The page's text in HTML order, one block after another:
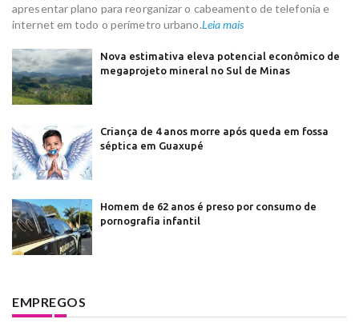
apresentar plano para reorganizar o cabeamento de telefonia e
internet em todo o perímetro urbano.Leia mais
Nova estimativa eleva potencial econômico de
megaprojeto mineral no Sul de Minas
Criança de 4 anos morre após queda em fossa
séptica em Guaxupé
Homem de 62 anos é preso por consumo de
pornografia infantil
EMPREGOS